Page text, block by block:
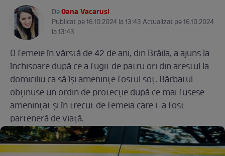
DeOana Vacarusi.
Publicat pe 16.10.2024 la 13:43 Actualizat pe 16.10.2024
la 13:43
O femeie în vârstă de 42 de ani, din Brăila, a ajuns la
închisoare după ce a fugit de patru ori din arestul la
domiciliu ca să își amenințe fostul soț. Bărbatul
obținuse un ordin de protecție după ce mai fusese
amenințat și în trecut de femeia care i-a fost
parteneră de viață.